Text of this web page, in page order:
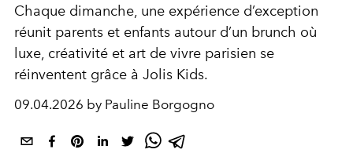
Chaque dimanche, une expérience d’exception
réunit parents et enfants autour d’un brunch où
luxe, créativité et art de vivre parisien se
réinventent grâce à Jolis Kids.
09.04.2026 by Pauline Borgogno